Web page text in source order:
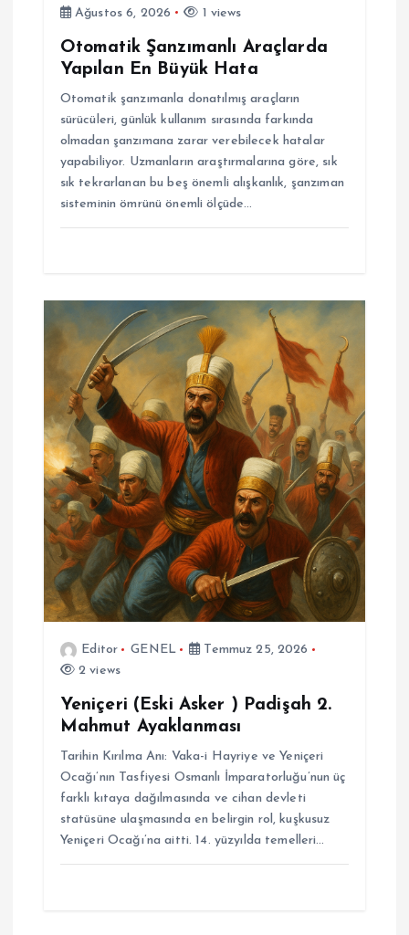
Ağustos 6, 2026
1 views
Otomatik Şanzımanlı Araçlarda
Yapılan En Büyük Hata
Otomatik şanzımanla donatılmış araçların
sürücüleri, günlük kullanım sırasında farkında
olmadan şanzımana zarar verebilecek hatalar
yapabiliyor. Uzmanların araştırmalarına göre, sık
sık tekrarlanan bu beş önemli alışkanlık, şanzıman
sisteminin ömrünü önemli ölçüde…
Editor GENEL
Temmuz 25, 2026
2 views
Yeniçeri (Eski Asker ) Padişah 2.
Mahmut Ayaklanması
Tarihin Kırılma Anı: Vaka-i Hayriye ve Yeniçeri
Ocağı’nın Tasfiyesi Osmanlı İmparatorluğu’nun üç
farklı kıtaya dağılmasında ve cihan devleti
statüsüne ulaşmasında en belirgin rol, kuşkusuz
Yeniçeri Ocağı’na aitti. 14. yüzyılda temelleri…